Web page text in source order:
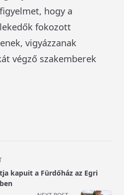
hogy a
fokozott
vigyázzanak
végző szakemberek
kapuit a Fürdőház az Egri